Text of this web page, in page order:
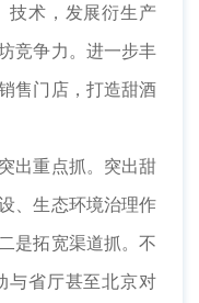
技术，发展衍生产
竞争力。进一步丰
售门店，打造甜酒
出重点抓。突出甜
、生态环境治理作
是拓宽渠道抓。不
与省厅甚至北京对